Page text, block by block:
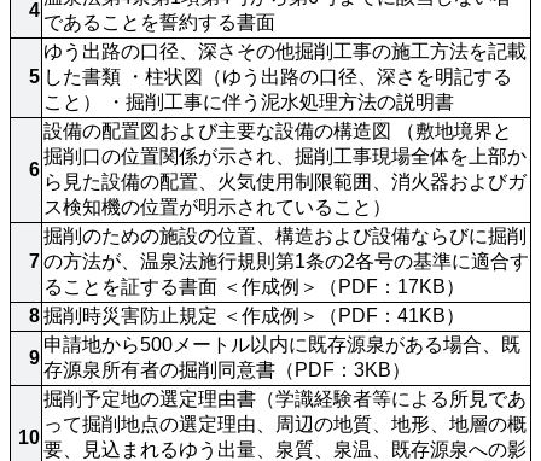
4
であることを誓約する書面
5
ゆう出路の口径、深さその他掘削工事の施工方法を記載
した書類 ・柱状図（ゆう出路の口径、深さを明記する
こと） ・掘削工事に伴う泥水処理方法の説明書
6
設備の配置図および主要な設備の構造図 （敷地境界と
掘削口の位置関係が示され、掘削工事現場全体を上部か
ら見た設備の配置、火気使用制限範囲、消火器およびガ
ス検知機の位置が明示されていること）
7
掘削のための施設の位置、構造および設備ならびに掘削
の方法が、温泉法施行規則第1条の2各号の基準に適合す
ることを証する書面 ＜作成例＞（PDF：17KB）
8掘削時災害防止規定 ＜作成例＞（PDF：41KB）
9
申請地から500メートル以内に既存源泉がある場合、既
存源泉所有者の掘削同意書（PDF：3KB）
10
掘削予定地の選定理由書（学識経験者等による所見であ
って掘削地点の選定理由、周辺の地質、地形、地層の概
要、見込まれるゆう出量、泉質、泉温、既存源泉への影